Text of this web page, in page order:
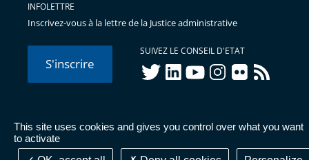
This site uses cookies and gives you control over what you want
to activate
INFOLETTRE
Inscrivez-vous à la lettre de la Justice administrative
S'inscrire
SUIVEZ LE CONSEIL D'ETAT
twitterlinkedInyoutubeinstagram
flickr rss
© Conseil d'État 2026 - Mentions légales
Données
personnelles-Publications administratives-Accessibilité :